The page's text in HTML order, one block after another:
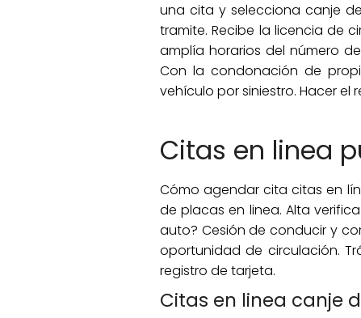
una cita y selecciona canje
tramite. Recibe la licencia de
amplía horarios del número
Con la condonación de
vehículo por siniestro. Hacer
Citas en linea
Cómo agendar cita citas en
de placas en linea. Alta
auto? Cesión de conducir y
oportunidad de circulación.
registro de tarjeta.
Citas en linea canje